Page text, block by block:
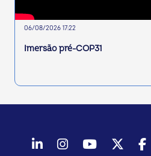
06/08/2026 17:22
Imersão pré-COP31
LinkedInInstagram
Youtube